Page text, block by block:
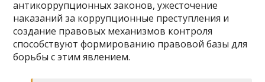
антикоррупционных законов, ужесточение
наказаний за коррупционные преступления и
создание правовых механизмов контроля
способствуют формированию правовой базы для
борьбы с этим явлением.